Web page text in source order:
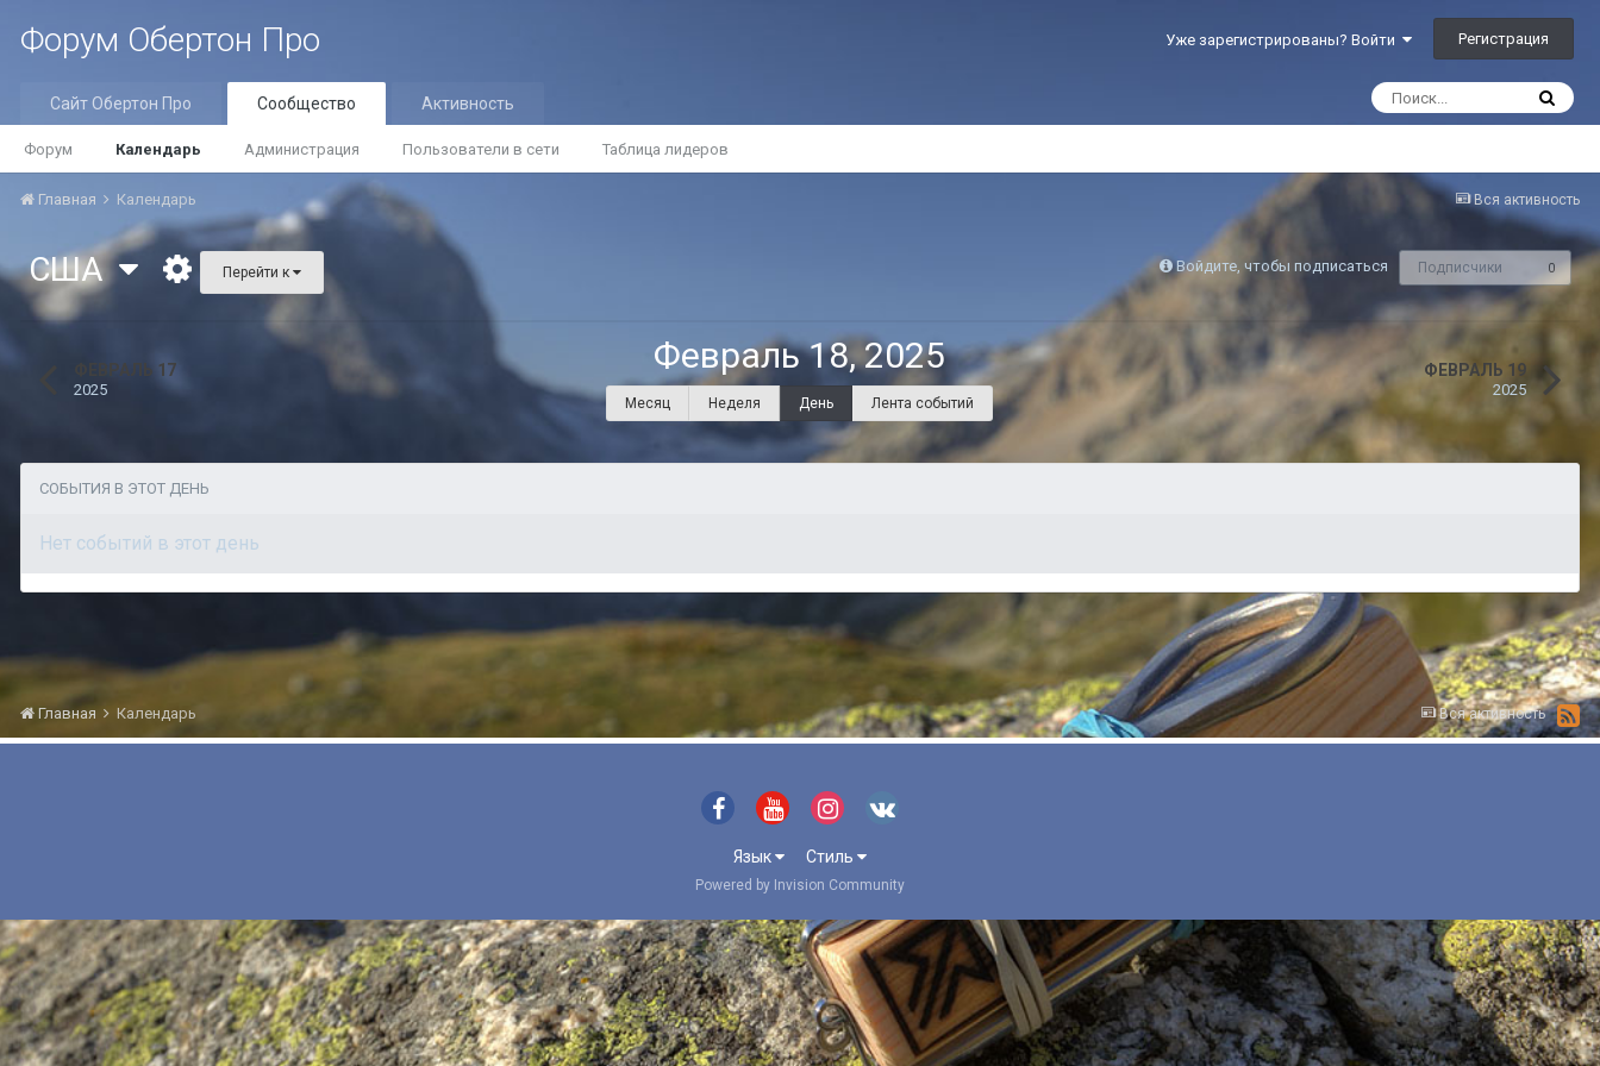
Форум Обертон Про Уже зарегистрированы? Войти Регистрация
Сайт Обертон Про Сообщество
Форум Календарь Администрация Пользователи в сети Таблица лидеров
Активность
Вся активность
Главная Календарь
Войдите, чтобы подписаться Подписчики 0
США Перейти к
ФЕВРАЛЬ 17
2025
Февраль 18, 2025
Месяц Неделя День Лента событий
ФЕВРАЛЬ 19
2025
СОБЫТИЯ В ЭТОТ ДЕНЬ
Нет событий в этот день
Вся активность
Главная Календарь
Язык Стиль
Powered by Invision Community